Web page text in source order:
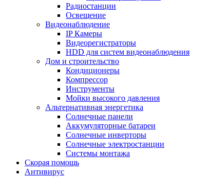
Радиостанции
Освещение
Видеонаблюдение
IP Камеры
Видеорегистраторы
HDD для систем видеонаблюдения
Дом и строительство
Кондиционеры
Компрессор
Инструменты
Мойки высокого давления
Альтернативная энергетика
Солнечные панели
Аккумуляторные батареи
Солнечные инверторы
Солнечные электростанции
Системы монтажа
Скорая помощь
Антивирус